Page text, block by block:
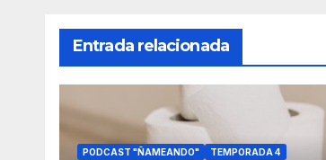
Entrada relacionada
PODCAST "ÑAMEANDO" TEMPORADA 4